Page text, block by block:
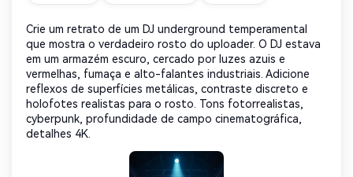
Crie um retrato de um DJ underground temperamental
que mostra o verdadeiro rosto do uploader. O DJ estava
em um armazém escuro, cercado por luzes azuis e
vermelhas, fumaça e alto-falantes industriais. Adicione
reflexos de superfícies metálicas, contraste discreto e
holofotes realistas para o rosto. Tons fotorrealistas,
cyberpunk, profundidade de campo cinematográfica,
detalhes 4K.